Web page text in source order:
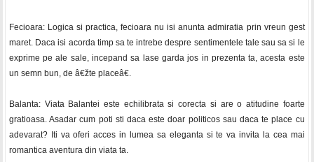
Fecioara: Logica si practica, fecioara nu isi anunta admiratia prin vreun gest
maret. Daca isi acorda timp sa te intrebe despre sentimentele tale sau sa si le
exprime pe ale sale, incepand sa lase garda jos in prezenta ta, acesta este
un semn bun, de â€žte placeâ€.
Balanta: Viata Balantei este echilibrata si corecta si are o atitudine foarte
gratioasa. Asadar cum poti sti daca este doar politicos sau daca te place cu
adevarat? Iti va oferi acces in lumea sa eleganta si te va invita la cea mai
romantica aventura din viata ta.